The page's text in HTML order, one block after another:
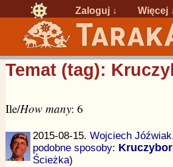
Zaloguj ↓ Więcej
Temat (tag):
Ile/How many: 6
2015-08-15. Wojciech Jóźwiak
podobne sposoby:
Ścieżka)